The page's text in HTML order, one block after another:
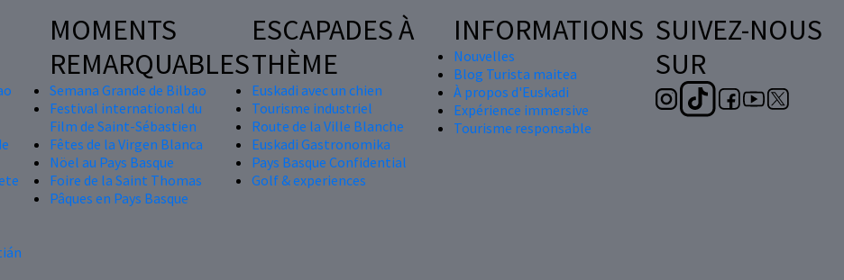
MOMENTS
REMARQUABLES
Semana Grande de Bilbao
Festival international du
Film de Saint-Sébastien
Fêtes de la Virgen Blanca
Nöel au Pays Basque
Foire de la Saint Thomas
Pâques en Pays Basque
ESCAPADES À
THÈME
Euskadi avec un chien
Tourisme industriel
Route de la Ville Blanche
Euskadi Gastronomika
Pays Basque Confidential
Golf & experiences
INFORMATIONS
Nouvelles
Blog Turista maitea
À propos d'Euskadi
Expérience immersive
Tourisme responsable
SUIVEZ-NOUS
SUR